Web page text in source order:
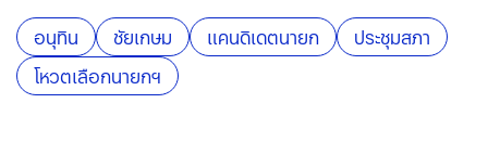
อนุทิน ชัยเกษม แคนดิเดตนายก
ประชุมสภา
โหวตเลือกนายกฯ